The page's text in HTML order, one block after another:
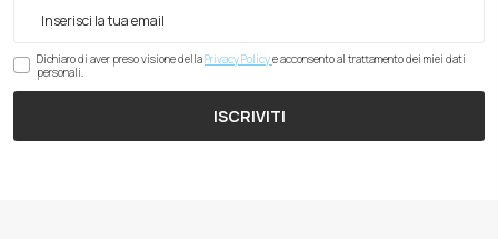
Dichiaro di aver preso visione dellaPrivacy Policye acconsento al trattamento dei miei dati
personali.
ISCRIVITI